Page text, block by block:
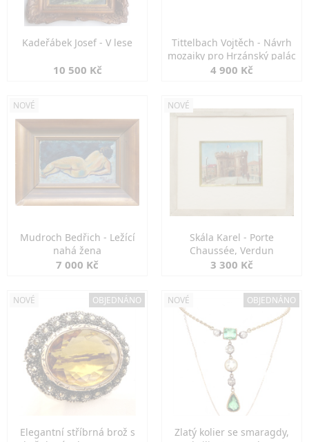
Kadeřábek Josef - V lese
10 500 Kč
Tittelbach Vojtěch - Návrh
mozaiky pro Hrzánský palác
4 900 Kč
NOVÉ
Mudroch Bedřich - Ležící
nahá žena
7 000 Kč
NOVÉ
Skála Karel - Porte
Chaussée, Verdun
3 300 Kč
NOVÉ OBJEDNÁNO
Elegantní stříbrná brož s
NOVÉ OBJEDNÁNO
Zlatý kolier se smaragdy,